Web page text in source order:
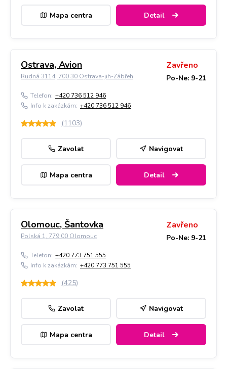
Mapa centra Detail
Ostrava, Avion
Rudná 3114, 700 30 Ostrava-jih-Zábřeh
Zavřeno
Po-Ne: 9-21
Telefon: +420 736 512 946
Info k zakázkám: +420 736 512 946
(1103)
Zavolat Navigovat
Mapa centra Detail
Olomouc, Šantovka
Polská 1, 779 00 Olomouc
Zavřeno
Po-Ne: 9-21
Telefon: +420 773 751 555
Info k zakázkám: +420 773 751 555
(425)
Zavolat Navigovat
Mapa centra Detail